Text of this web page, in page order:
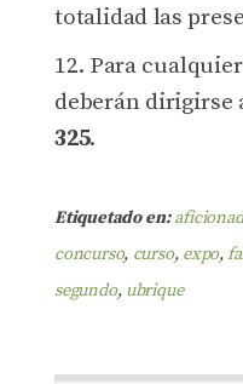
totalidad las
Para
deberán dirigirse
325.
Etiquetado en:
concurso, curso, expo,
segundo, ubrique